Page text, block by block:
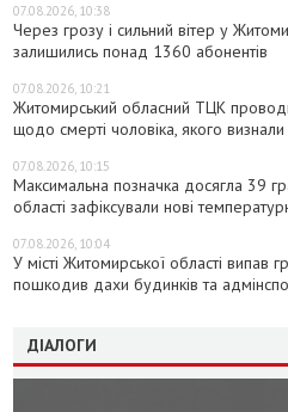
07.08.2026, 10:38
Через грозу і сильний вітер у
залишились понад 1360 абонентів
07.08.2026, 10:21
Житомирський обласний ТЦК
щодо смерті чоловіка, якого
07.08.2026, 10:15
Максимальна позначка досягла 39
області зафіксували нові
07.08.2026, 10:04
У місті Житомирської області випав
пошкодив дахи будинків та
ДІАЛОГИ